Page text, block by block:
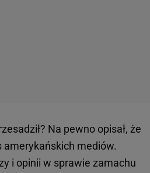
Na pewno opisał, że
amerykańskich mediów.
i opinii w sprawie zamachu